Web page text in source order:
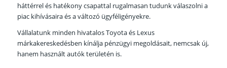
háttérrel és hatékony csapattal rugalmasan tudunk válaszolni a
piac kihívásaira és a változó ügyféligényekre.
Vállalatunk minden hivatalos Toyota és Lexus
márkakereskedésben kínálja pénzügyi megoldásait, nemcsak új,
hanem használt autók területén is.